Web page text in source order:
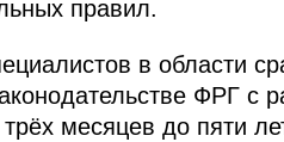
правил.
в области
ФРГ с
месяцев до пяти